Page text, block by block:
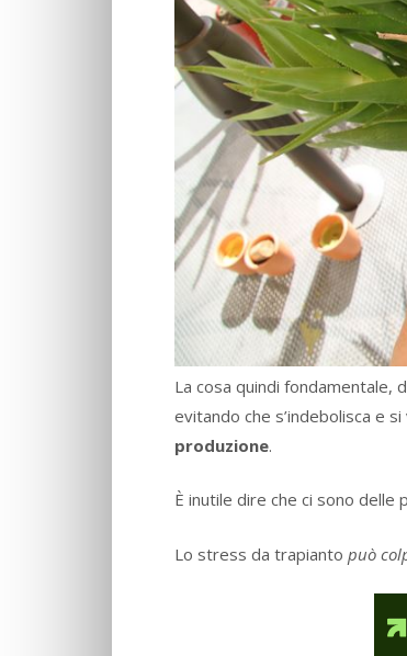
La cosa quindi fondamentale,
evitando che s’indebolisca e
produzione.
È inutile dire che ci sono
Lo stress da trapianto può